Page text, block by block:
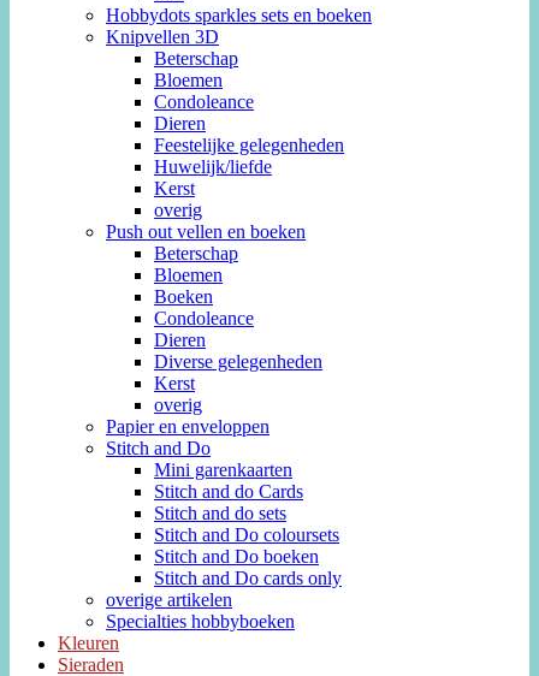
Hobbydots sparkles sets en boeken
Knipvellen 3D
Beterschap
Bloemen
Condoleance
Dieren
Feestelijke gelegenheden
Huwelijk/liefde
Kerst
overig
Push out vellen en boeken
Beterschap
Bloemen
Boeken
Condoleance
Dieren
Diverse gelegenheden
Kerst
overig
Papier en enveloppen
Stitch and Do
Mini garenkaarten
Stitch and do Cards
Stitch and do sets
Stitch and Do coloursets
Stitch and Do boeken
Stitch and Do cards only
overige artikelen
Specialties hobbyboeken
Kleuren
Sieraden